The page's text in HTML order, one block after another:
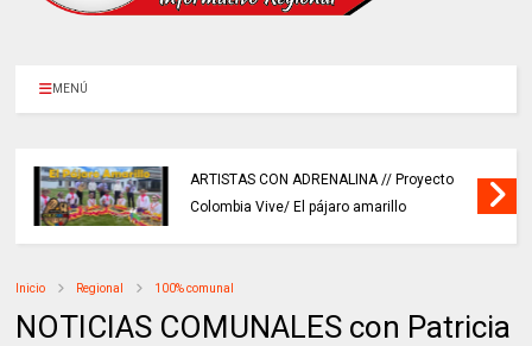
MENÚ
ARTISTAS CON ADRENALINA // Proyecto
Colombia Vive/ El pájaro amarillo
Inicio Regional 100% comunal
NOTICIAS COMUNALES con Patricia